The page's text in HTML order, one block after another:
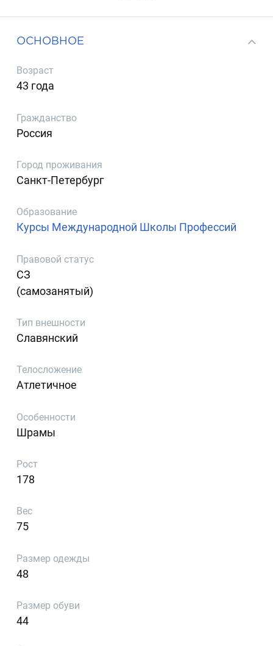
ОСНОВНОЕ
Возраст
43 года
Гражданство
Россия
Город проживания
Санкт-Петербург
Образование
Курсы Международной Школы Профессий
Правовой статус
СЗ
(самозанятый)
Тип внешности
Славянский
Телосложение
Атлетичное
Особенности
Шрамы
Рост
178
Вес
75
Размер одежды
48
Размер обуви
44